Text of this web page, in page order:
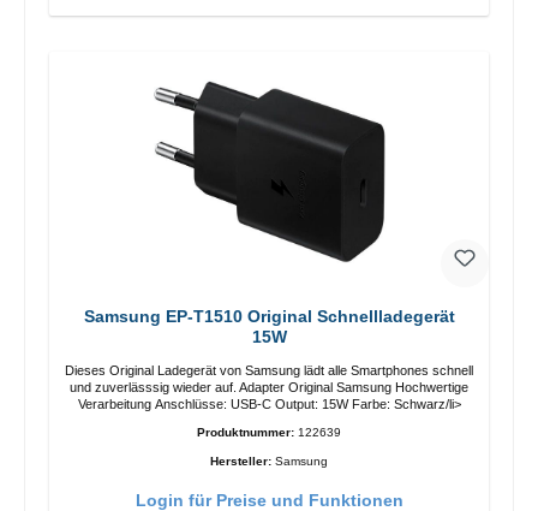
Samsung EP-T1510 Original Schnellladegerät
15W
Dieses Original Ladegerät von Samsung lädt alle Smartphones schnell
und zuverlässsig wieder auf. Adapter Original Samsung Hochwertige
Verarbeitung Anschlüsse: USB-C Output: 15W Farbe: Schwarz/li>
Produktnummer: 122639
Hersteller: Samsung
Login für Preise und Funktionen